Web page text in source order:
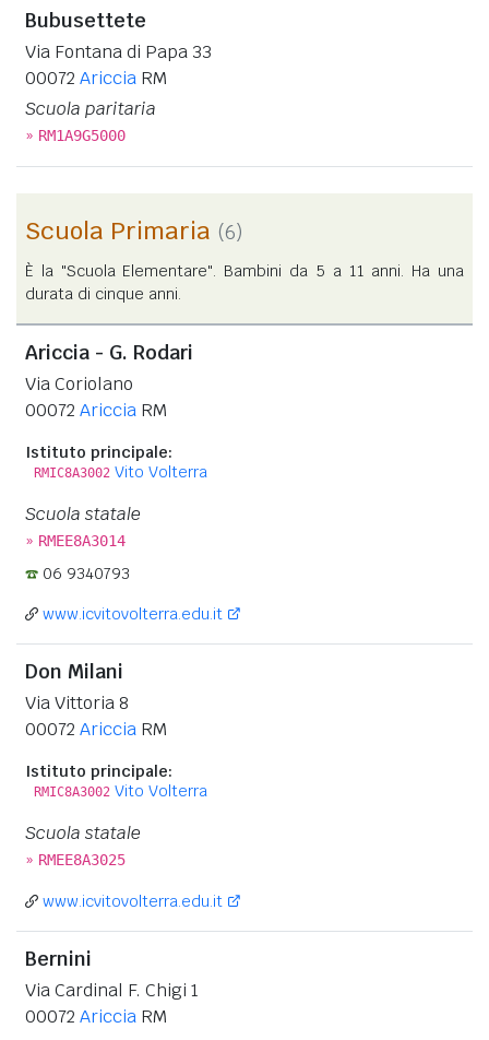
Bubusettete
Via Fontana di Papa 33
00072 Ariccia RM
Scuola paritaria
» RM1A9G5000
Scuola Primaria (6)
È la "Scuola Elementare". Bambini da 5 a 11 anni. Ha una
durata di cinque anni.
Ariccia - G. Rodari
Via Coriolano
00072 Ariccia RM
Istituto principale:
RMIC8A3002 Vito Volterra
Scuola statale
» RMEE8A3014
06 9340793
www.icvitovolterra.edu.it
Don Milani
Via Vittoria 8
00072 Ariccia RM
Istituto principale:
RMIC8A3002 Vito Volterra
Scuola statale
» RMEE8A3025
www.icvitovolterra.edu.it
Bernini
Via Cardinal F. Chigi 1
00072 Ariccia RM